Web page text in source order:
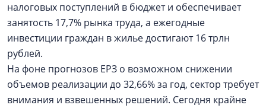
налоговых поступлений в бюджет и обеспечивает
занятость 17,7% рынка труда, а ежегодные
инвестиции граждан в жилье достигают 16 трлн
рублей.
На фоне прогнозов ЕРЗ о возможном снижении
объемов реализации до 32,66% за год, сектор требует
внимания и взвешенных решений. Сегодня крайне